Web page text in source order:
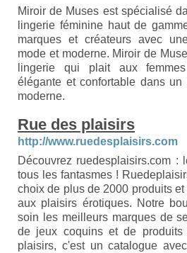
Miroir de Muses est spécialisé
lingerie féminine haut de
marques et créateurs avec
mode et moderne. Miroir de
lingerie qui plait aux
élégante et confortable dans un
moderne.
Rue des plaisirs
http://www.ruedesplaisirs.com
Découvrez ruedesplaisirs.com :
tous les fantasmes !
choix de plus de 2000 produits
aux plaisirs érotiques. Notre
soin les meilleurs marques de
de jeux coquins et de
plaisirs, c'est un catalogue